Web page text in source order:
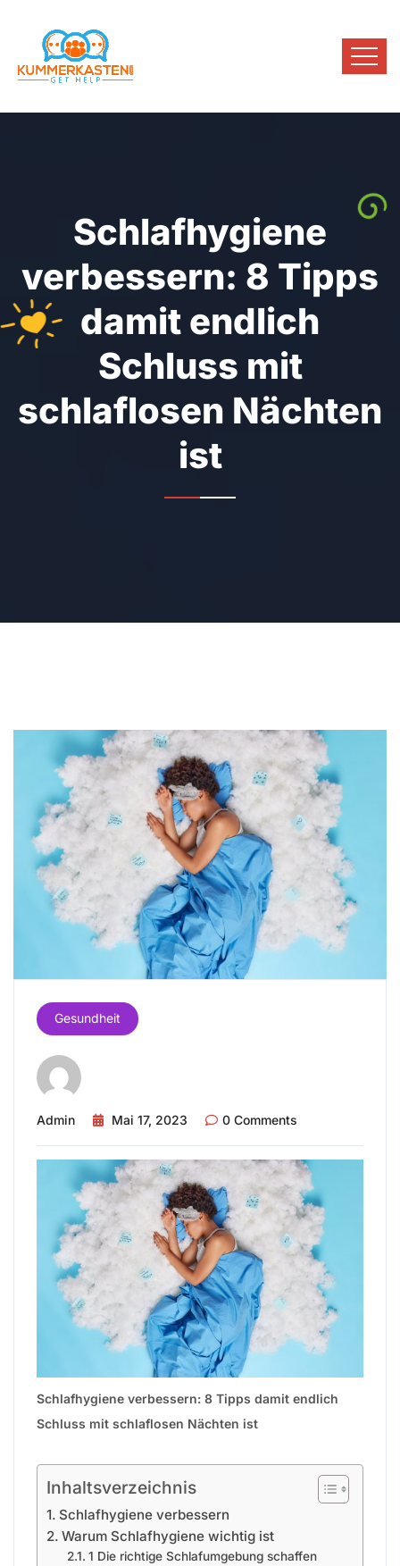
Schlafhygiene
verbessern: 8 Tipps
damit endlich
Schluss mit
schlaflosen Nächten
ist
Gesundheit
Admin Mai 17, 2023 0 Comments
Schlafhygiene verbessern: 8 Tipps damit endlich
Schluss mit schlaflosen Nächten ist
Inhaltsverzeichnis
Schlafhygiene verbessern
Warum Schlafhygiene wichtig ist
1 Die richtige Schlafumgebung schaffen